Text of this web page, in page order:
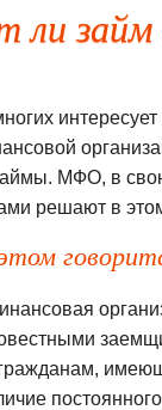
ли займ
МФО, в
решают в